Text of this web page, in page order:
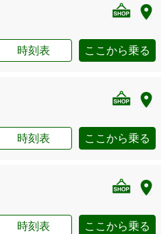
時刻表 ここから乗る
時刻表 ここから乗る
時刻表 ここから乗る